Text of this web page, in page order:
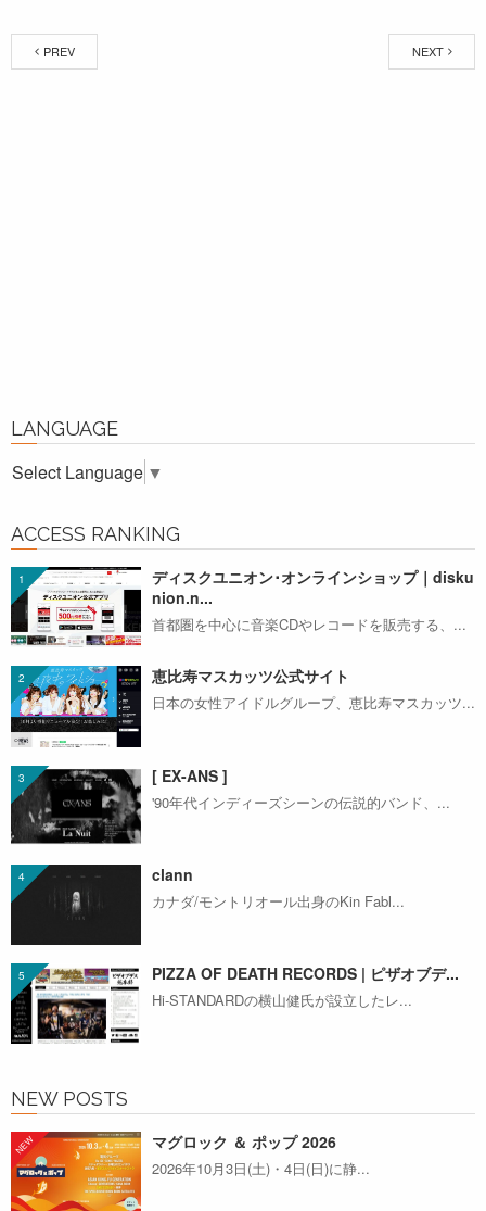
PREV NEXT
LANGUAGE
Select Language ▼
ACCESS RANKING
ディスクユニオン･オンラインショップ｜disku
nion.n...
首都圏を中心に音楽CDやレコードを販売する、...
恵比寿マスカッツ公式サイト
日本の女性アイドルグループ、恵比寿マスカッツ...
[ EX-ANS ]
'90年代インディーズシーンの伝説的バンド、...
clann
カナダ/モントリオール出身のKin Fabl...
PIZZA OF DEATH RECORDS | ピザオブデ...
Hi-STANDARDの横山健氏が設立したレ...
NEW POSTS
マグロック ＆ ポップ 2026
2026年10月3日(土)・4日(日)に静...